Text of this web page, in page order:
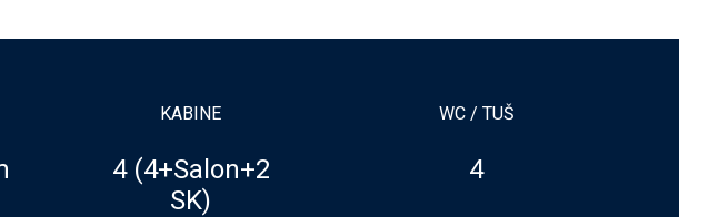
KABINE
4 (4+Salon+2
SK)
WC / TUŠ
4